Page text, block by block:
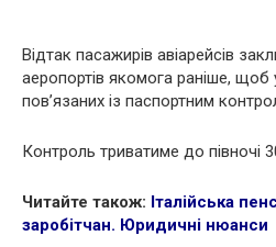
Відтак пасажирів авіарейсів
аеропортів якомога раніше, щоб
пов’язаних із паспортним
Контроль триватиме до півночі
Читайте також: Італійська
заробітчан. Юридичні нюанси